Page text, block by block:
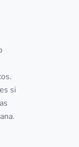
si